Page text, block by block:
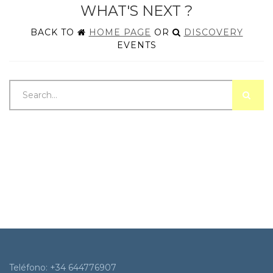
WHAT'S NEXT ?
BACK TO HOME PAGE OR
DISCOVERY
EVENTS
Teléfono: +34 644776907